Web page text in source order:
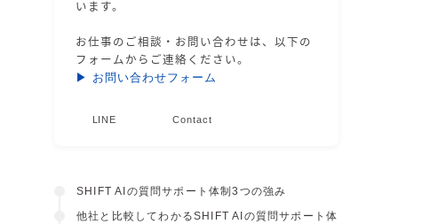
います。
お仕事のご相談・お問い合わせは、以下の
フォームからご連絡ください。
▶ お問い合わせフォーム
LINE Contact
SHIFT AIの質問サポート体制3つの強み
他社と比較してわかるSHIFT AIの質問サポート体